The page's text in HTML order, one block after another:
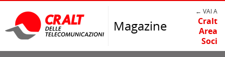
Magazine
← VAI A
Cralt
Area
Soci